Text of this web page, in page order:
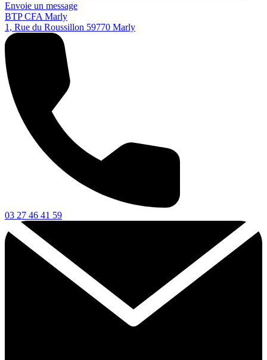
Envoie un message
BTP CFA Marly
1, Rue du Roussillon 59770 Marly
03 27 46 41 59